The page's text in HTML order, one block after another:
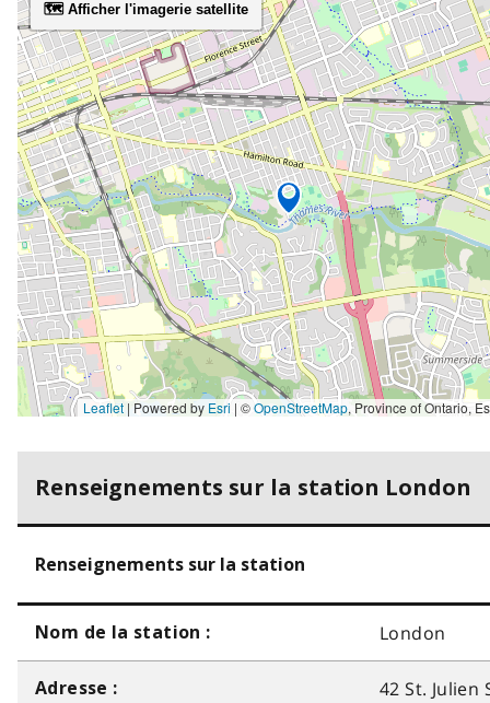
🗺️ Afficher l'imagerie satellite
Leaflet | Powered by Esri | ©OpenStreetMap, Province of Ontario, Esri Canada, Earthstar Geographics, TomTom, Garmin, SafeGraph, GeoTechnologies, Inc, METI/NASA, USGS, EPA, NPS, US
Renseignements sur la station London
Renseignements sur la station
Nom de la station : London
Adresse : 42 St. Julien